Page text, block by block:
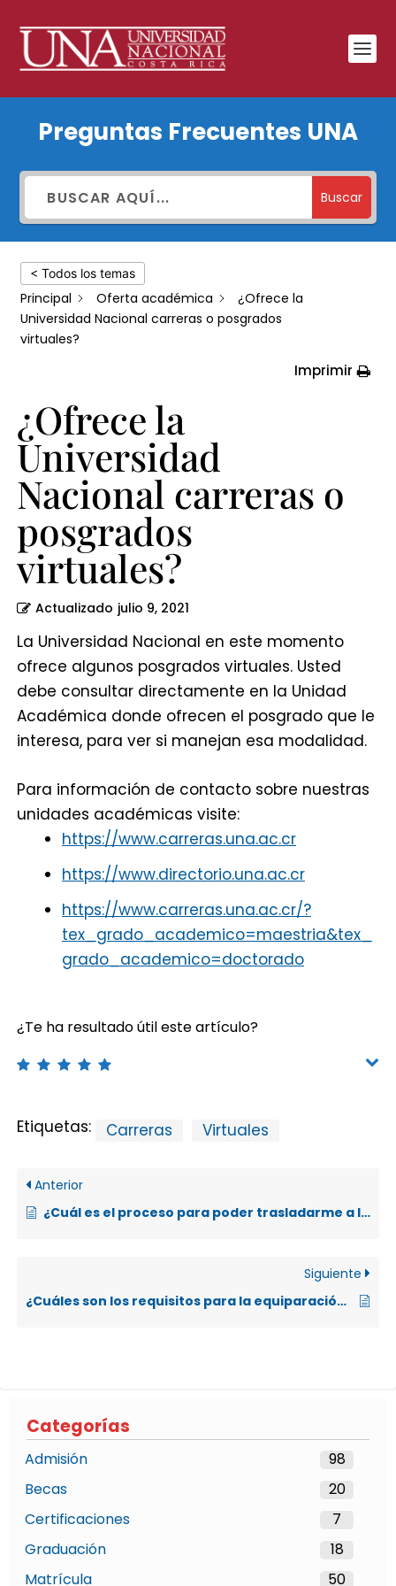
Universidad
Nacional
carreras
posgrados
virtuales?
Preguntas Frecuentes UNA
Buscar
Categorías
Admisión
98
Becas
20
Certificaciones
7
Graduación
18
Matrícula
50
< Todos los temas
Principal Oferta académica
¿Ofrece la
Universidad Nacional carreras o posgrados
virtuales?
Imprimir
¿Ofrece la
Universidad
Nacional carreras o
posgrados
virtuales?
Actualizado julio 9, 2021
La Universidad Nacional en este momento
ofrece algunos posgrados virtuales. Usted
debe consultar directamente en la Unidad
Académica donde ofrecen el posgrado que le
interesa, para ver si manejan esa modalidad.
Para información de contacto sobre nuestras
unidades académicas visite:
https://www.carreras.una.ac.cr
https://www.directorio.una.ac.cr
https://www.carreras.una.ac.cr/?
tex_grado_academico=maestria&tex_
grado_academico=doctorado
¿Te ha resultado útil este artículo?
Etiquetas: Carreras Virtuales
Anterior
¿Cuál es el proceso para poder trasladarme a la UNA, si actualmente estoy cursando una carrera en otra universidad?
Siguiente
¿Cuáles son los requisitos para la equiparación de cursos aprobados en otras instituciones de educación superior?